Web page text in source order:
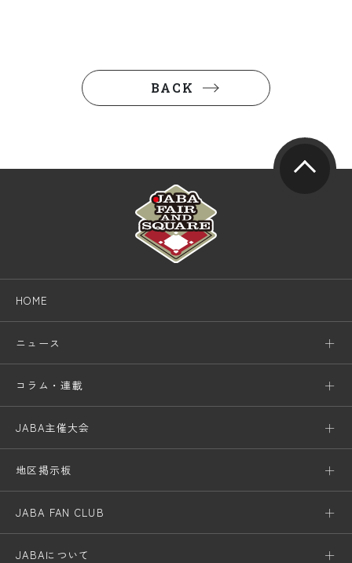
BACK
HOME
ニュース
コラム・連載
JABA主催大会
地区掲示板
JABA FAN CLUB
JABAについて